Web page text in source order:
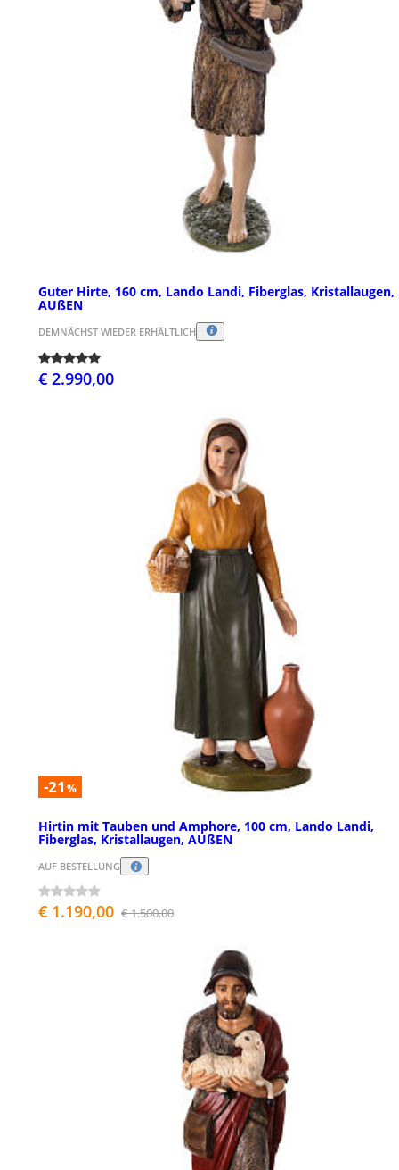
Guter Hirte, 160 cm, Lando Landi, Fiberglas, Kristallaugen,
AUßEN
DEMNÄCHST WIEDER ERHÄLTLICH
€ 2.990,00
-21 %
Hirtin mit Tauben und Amphore, 100 cm, Lando Landi,
Fiberglas, Kristallaugen, AUßEN
AUF BESTELLUNG
€ 1.190,00 € 1.500,00